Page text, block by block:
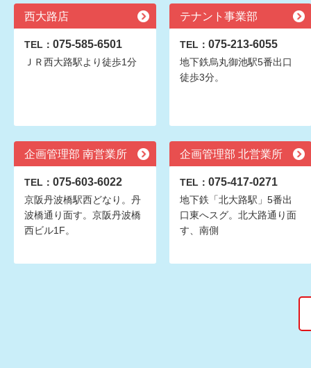
西大路店
TEL： 075-585-6501
ＪＲ西大路駅より徒歩1分
テナント事業部
TEL： 075-213-6055
地下鉄烏丸御池駅5番出口
徒歩3分。
企画管理部 南営業所
TEL： 075-603-6022
京阪丹波橋駅西どなり。丹
波橋通り面す。京阪丹波橋
西ビル1F。
企画管理部 北営業所
TEL： 075-417-0271
地下鉄「北大路駅」5番出
口東へスグ。北大路通り面
す、南側